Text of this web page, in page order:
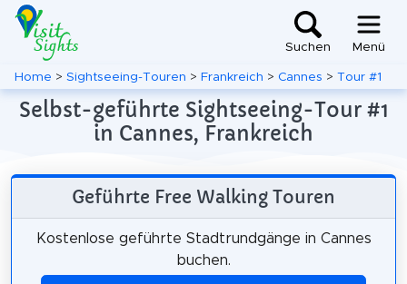
Suchen Menü
Home > Sightseeing-Touren > Frankreich > Cannes > Tour #1
Selbst-geführte Sightseeing-Tour #1
in Cannes, Frankreich
Geführte Free Walking Touren
Kostenlose geführte Stadtrundgänge in Cannes
buchen.